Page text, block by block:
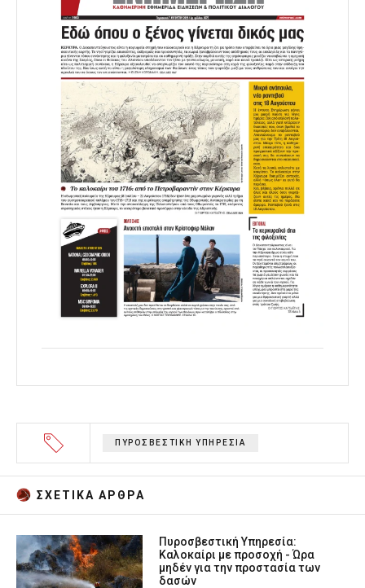
ΠΥΡΟΣΒΕΣΤΙΚΗ ΥΠΗΡΕΣΙΑ
ΣΧΕΤΙΚA AΡΘΡΑ
Πυροσβεστική Υπηρεσία:
Καλοκαίρι με προσοχή - Ώρα
μηδέν για την προστασία των
δασών